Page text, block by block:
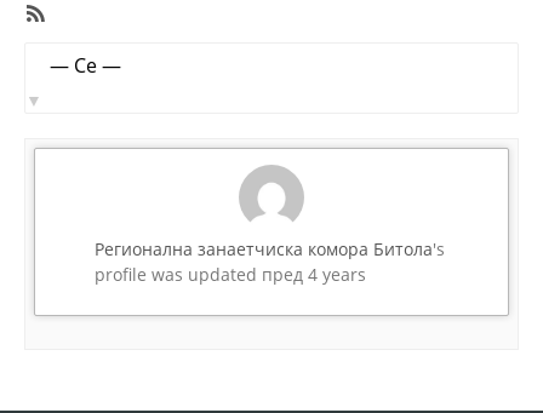
Member
Activities
Show:
Регионална занаетчиска комора Битола's
profile was updated пред 4 years